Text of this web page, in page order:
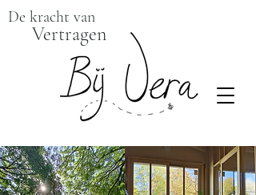
De kracht van
Vertragen